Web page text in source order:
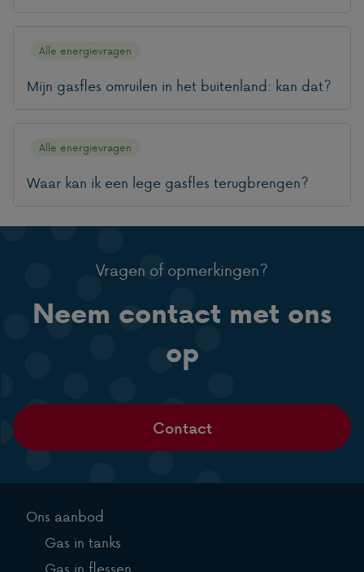
Mijn gasfles omruilen in het buitenland: kan dat?
Alle energievragen
Waar kan ik een lege gasfles terugbrengen?
Alle energievragen
Vragen of opmerkingen?
Neem contact met ons
op
Contact
Ons aanbod
Gas in tanks
Gas in flessen